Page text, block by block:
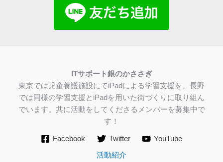
ITサポート銀のかささぎ
東京では児童養護施設にてiPadによる学習支援を、長野
では同様の学習支援とiPadを用いた街づくりに取り組ん
でいます。共に活動をしてくださるメンバーを募集中で
す！
Facebook Twitter YouTube
活動紹介